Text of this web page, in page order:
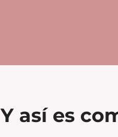
Y así es